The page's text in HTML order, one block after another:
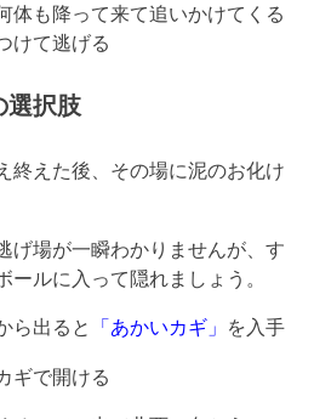
体も降って来て追いかけてくる
けて逃げる
選択肢
終えた後、その場に泥のお化け
げ場が一瞬わかりませんが、す
ールに入って隠れましょう。
ら出ると 「あかいカギ」 を入手
ギで開ける